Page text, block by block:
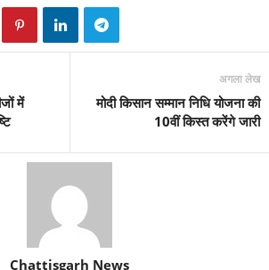
में
अगला लेख
मोदी किसान सम्मान निधि योजना की
10वीं किस्त करेंगे जारी
Chattisgarh News